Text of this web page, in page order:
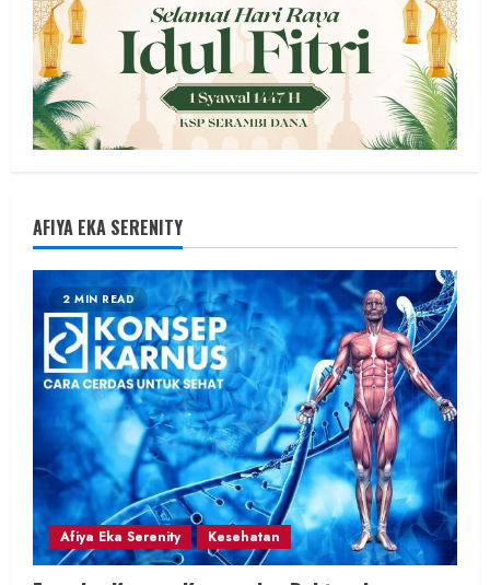
AFIYA EKA SERENITY
2 MIN READ
Afiya Eka Serenity Kesehatan